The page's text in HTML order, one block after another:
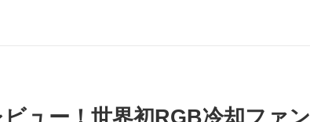
ュー！世界初RGB冷却ファン